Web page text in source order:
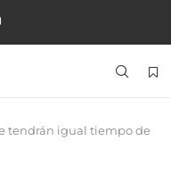
tendrán igual tiempo de